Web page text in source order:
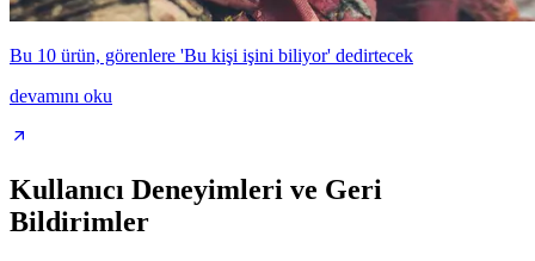
Bu 10 ürün, görenlere 'Bu kişi işini biliyor' dedirtecek
devamını oku
Kullanıcı Deneyimleri ve Geri
Bildirimler